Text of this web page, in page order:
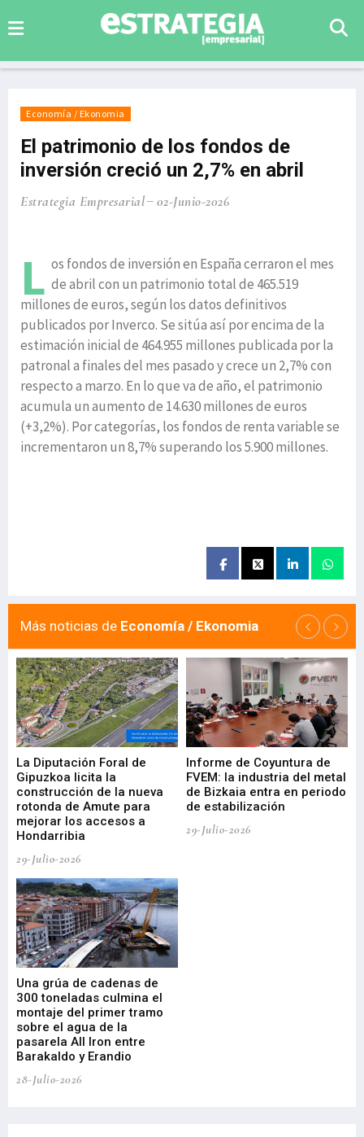
Economía / Ekonomia
El patrimonio de los fondos de
inversión creció un 2,7% en abril
Estrategia Empresarial 02-Junio-2026
L os fondos de inversión en España cerraron el mes
de abril con un patrimonio total de 465.519
millones de euros, según los datos definitivos
publicados por Inverco. Se sitúa así por encima de la
estimación inicial de 464.955 millones publicada por la
patronal a finales del mes pasado y crece un 2,7% con
respecto a marzo. En lo que va de año, el patrimonio
acumula un aumento de 14.630 millones de euros
(+3,2%). Por categorías, los fondos de renta variable se
incrementaron un 8,7% superando los 5.900 millones.
Más noticias de Economía / Ekonomia
La Diputación Foral de
Gipuzkoa licita la
construcción de la nueva
rotonda de Amute para
mejorar los accesos a
Hondarribia
29-Julio-2026
Informe de Coyuntura de
FVEM: la industria del metal
de Bizkaia entra en periodo
de estabilización
29-Julio-2026
Una grúa de cadenas de
300 toneladas culmina el
montaje del primer tramo
sobre el agua de la
pasarela All Iron entre
Barakaldo y Erandio
28-Julio-2026